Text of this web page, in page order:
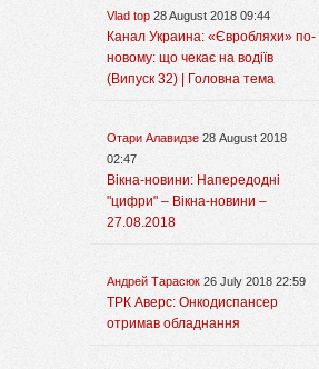
Vlad top 28 August 2018 09:44
Канал Украина: «Євробляхи» по-
новому: що чекає на водіїв
(Випуск 32) | Головна тема
Отари Алавидзе 28 August 2018
02:47
Вікна-новини: Напередодні
"цифри" – Вікна-новини –
27.08.2018
Андрей Тарасюк 26 July 2018 22:59
ТРК Аверс: Онкодиспансер
отримав обладнання